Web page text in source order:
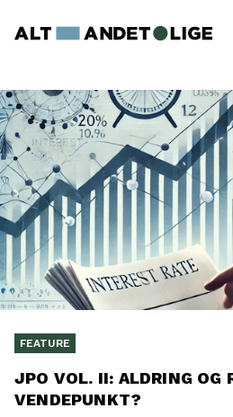
FEATURE
JPO VOL. II: ALDRING OG
VENDEPUNKT?